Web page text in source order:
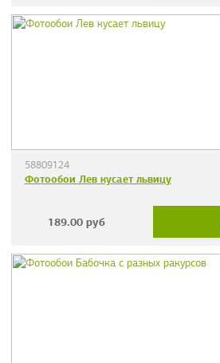
58809124
Фотообои Лев кусает львицу
189.00 руб